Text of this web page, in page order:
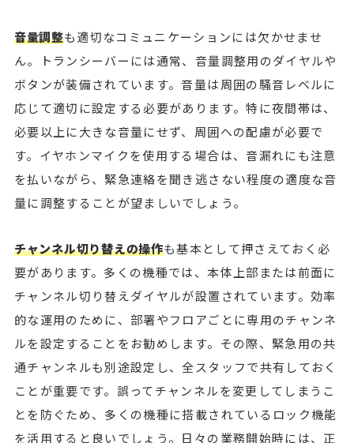
音量調整も適切なコミュニケーションには欠かせませ
ん。トランシーバーには通常、音量調整用のダイヤルや
ボタンが装備されています。音量は周囲の騒音レベルに
応じて適切に設定する必要があります。特に夜間帯は、
必要以上に大きな音量にせず、周囲への配慮が必要で
す。イヤホンマイクを使用する場合は、音漏れにも注意
を払いながら、緊急連絡を聞き逃さない程度の適度な音
量に調整することが望ましいでしょう。
チャンネル切り替えの操作も基本として押さえておく必
要があります。多くの機種では、本体上部または前面に
チャンネル切り替えダイヤルが設置されています。効率
的な運用のために、部署やフロアごとに専用のチャンネ
ルを設定することをお勧めします。その際、緊急用の共
通チャンネルも別途設定し、全スタッフで共有しておく
ことが重要です。誤ってチャンネルを変更してしまうこ
とを防ぐため、多くの機種に搭載されているロック機能
を活用すると良いでしょう。日々の業務開始時には、正